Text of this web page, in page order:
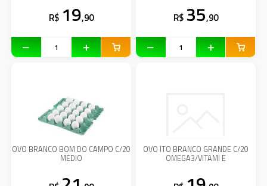
R$ 19,90 R$ 35,90
OVO BRANCO BOM DO CAMPO C/20
MEDIO
OVO ITO BRANCO GRANDE C/20
OMEGA3/VITAMI E